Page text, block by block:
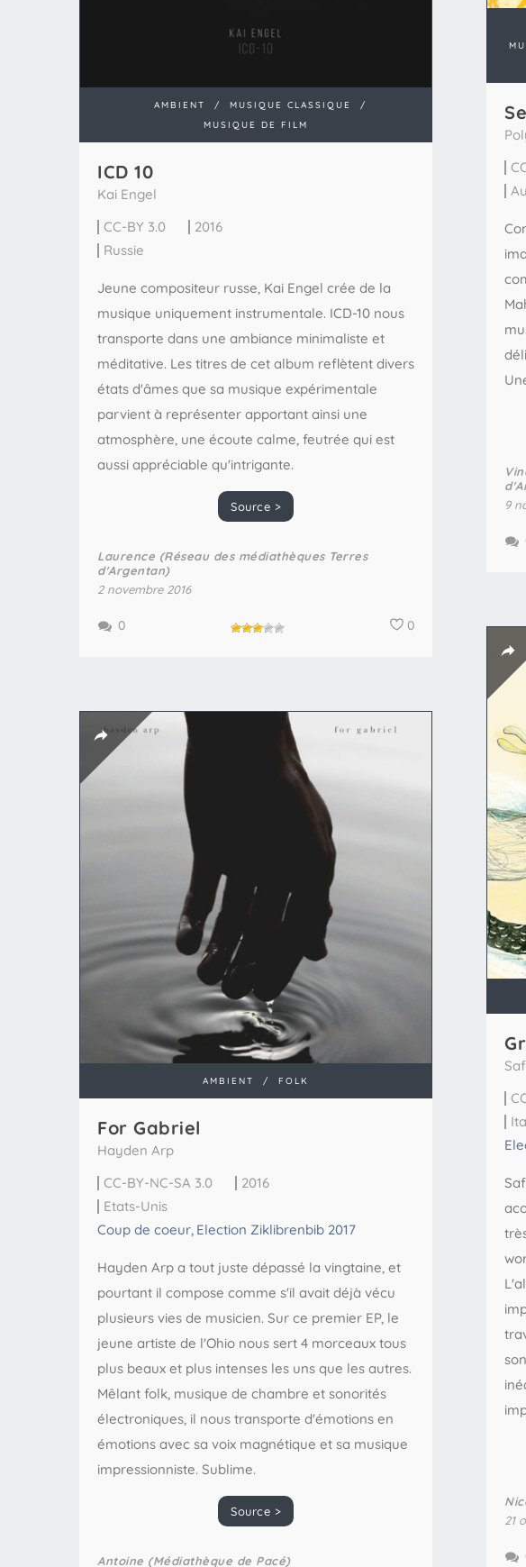
9
AMBIENT / MUSIQUE CLASSIQUE
/
MUSIQUE DE FILM
ICD 10
Kai Engel
CC-BY 3.0
2016
Russie
Jeune compositeur russe, Kai Engel crée de la
musique uniquement instrumentale. ICD-10 nous
transporte dans une ambiance minimaliste et
méditative. Les titres de cet album reflètent divers
états d'âmes que sa musique expérimentale
parvient à représenter apportant ainsi une
atmosphère, une écoute calme, feutrée qui est
aussi appréciable qu'intrigante.
Source >
Laurence (Réseau des médiathèques Terres
d'Argentan)
2 novembre 2016
0
0
21
AMBIENT / FOLK
For Gabriel
Hayden Arp
CC-BY-NC-SA 3.0
2016
Etats-Unis
Coup de coeur, Election Ziklibrenbib 2017
Hayden Arp a tout juste dépassé la vingtaine, et
pourtant il compose comme s'il avait déjà vécu
plusieurs vies de musicien. Sur ce premier EP, le
jeune artiste de l'Ohio nous sert 4 morceaux tous
plus beaux et plus intenses les uns que les autres.
Mêlant folk, musique de chambre et sonorités
électroniques, il nous transporte d'émotions en
émotions avec sa voix magnétique et sa musique
impressionniste. Sublime.
Source >
Antoine (Médiathèque de Pacé)